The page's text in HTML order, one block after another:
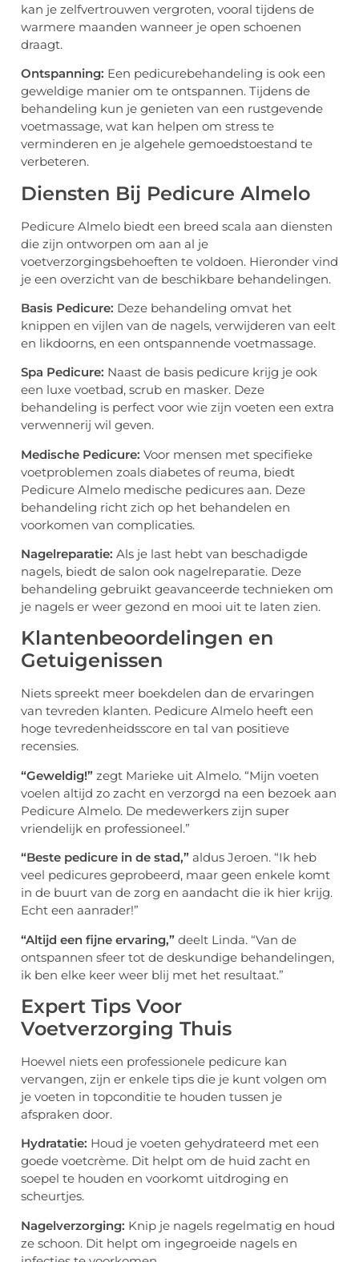
kan je zelfvertrouwen vergroten, vooral tijdens de
warmere maanden wanneer je open schoenen
draagt.
Ontspanning: Een pedicurebehandeling is ook een
geweldige manier om te ontspannen. Tijdens de
behandeling kun je genieten van een rustgevende
voetmassage, wat kan helpen om stress te
verminderen en je algehele gemoedstoestand te
verbeteren.
Diensten Bij Pedicure Almelo
Pedicure Almelo biedt een breed scala aan diensten
die zijn ontworpen om aan al je
voetverzorgingsbehoeften te voldoen. Hieronder vind
je een overzicht van de beschikbare behandelingen.
Basis Pedicure: Deze behandeling omvat het
knippen en vijlen van de nagels, verwijderen van eelt
en likdoorns, en een ontspannende voetmassage.
Spa Pedicure: Naast de basis pedicure krijg je ook
een luxe voetbad, scrub en masker. Deze
behandeling is perfect voor wie zijn voeten een extra
verwennerij wil geven.
Medische Pedicure: Voor mensen met specifieke
voetproblemen zoals diabetes of reuma, biedt
Pedicure Almelo medische pedicures aan. Deze
behandeling richt zich op het behandelen en
voorkomen van complicaties.
Nagelreparatie: Als je last hebt van beschadigde
nagels, biedt de salon ook nagelreparatie. Deze
behandeling gebruikt geavanceerde technieken om
je nagels er weer gezond en mooi uit te laten zien.
Klantenbeoordelingen en
Getuigenissen
Niets spreekt meer boekdelen dan de ervaringen
van tevreden klanten. Pedicure Almelo heeft een
hoge tevredenheidsscore en tal van positieve
recensies.
“Geweldig!” zegt Marieke uit Almelo. “Mijn voeten
voelen altijd zo zacht en verzorgd na een bezoek aan
Pedicure Almelo. De medewerkers zijn super
vriendelijk en professioneel.”
“Beste pedicure in de stad,” aldus Jeroen. “Ik heb
veel pedicures geprobeerd, maar geen enkele komt
in de buurt van de zorg en aandacht die ik hier krijg.
Echt een aanrader!”
“Altijd een fijne ervaring,” deelt Linda. “Van de
ontspannen sfeer tot de deskundige behandelingen,
ik ben elke keer weer blij met het resultaat.”
Expert Tips Voor
Voetverzorging Thuis
Hoewel niets een professionele pedicure kan
vervangen, zijn er enkele tips die je kunt volgen om
je voeten in topconditie te houden tussen je
afspraken door.
Hydratatie: Houd je voeten gehydrateerd met een
goede voetcrème. Dit helpt om de huid zacht en
soepel te houden en voorkomt uitdroging en
scheurtjes.
Nagelverzorging: Knip je nagels regelmatig en houd
ze schoon. Dit helpt om ingegroeide nagels en